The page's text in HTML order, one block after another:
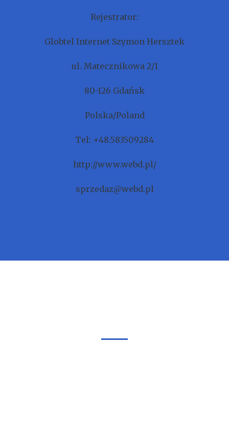
Rejestrator:
Globtel Internet Szymon Hersztek
ul. Matecznikowa 2/1
80-126 Gdańsk
Polska/Poland
Tel: +48.583509284
http://www.webd.pl/
sprzedaz@webd.pl